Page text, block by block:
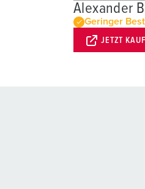
Alexander
Geringer
JETZT